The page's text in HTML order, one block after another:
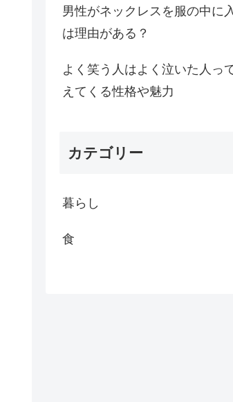
男性がネックレスを服の中に
は理由がある？
よく笑う人はよく泣いた人っ
えてくる性格や魅力
カテゴリー
暮らし
食